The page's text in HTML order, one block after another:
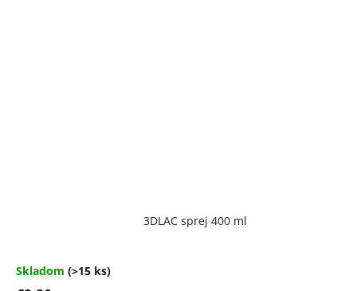
3DLAC sprej 400 ml
4,7
Skladom (>15 ks)